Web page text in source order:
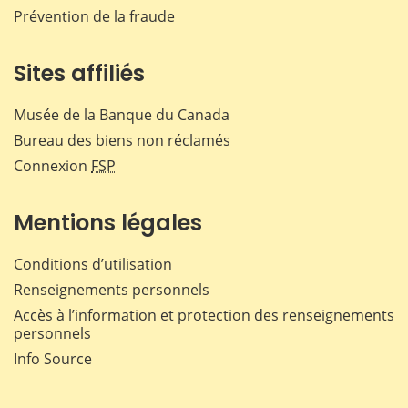
Prévention de la fraude
Sites affiliés
Musée de la Banque du Canada
Bureau des biens non réclamés
Connexion FSP
Mentions légales
Conditions d’utilisation
Renseignements personnels
Accès à l’information et protection des renseignements
personnels
Info Source